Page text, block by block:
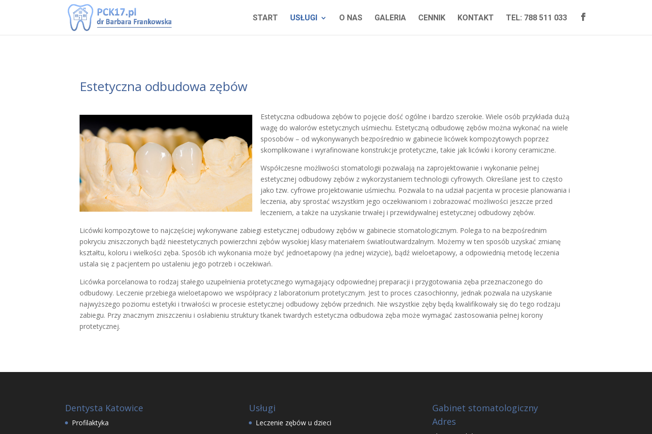
START USŁUGI O NAS GALERIA CENNIK KONTAKT TEL: 788 511 033 
Estetyczna odbudowa zębów
Estetyczna odbudowa zębów to pojęcie dość ogólne i bardzo szerokie. Wiele osób przykłada dużą
wagę do walorów estetycznych uśmiechu. Estetyczną odbudowę zębów można wykonać na wiele
sposobów – od wykonywanych bezpośrednio w gabinecie licówek kompozytowych poprzez
skomplikowane i wyrafinowane konstrukcje protetyczne, takie jak licówki i korony ceramiczne.
Współczesne możliwości stomatologii pozwalają na zaprojektowanie i wykonanie pełnej
estetycznej odbudowy zębów z wykorzystaniem technologii cyfrowych. Określane jest to często
jako tzw. cyfrowe projektowanie uśmiechu. Pozwala to na udział pacjenta w procesie planowania i
leczenia, aby sprostać wszystkim jego oczekiwaniom i zobrazować możliwości jeszcze przed
leczeniem, a także na uzyskanie trwałej i przewidywalnej estetycznej odbudowy zębów.
Licówki kompozytowe to najczęściej wykonywane zabiegi estetycznej odbudowy zębów w gabinecie stomatologicznym. Polega to na bezpośrednim
pokryciu zniszczonych bądź nieestetycznych powierzchni zębów wysokiej klasy materiałem światłoutwardzalnym. Możemy w ten sposób uzyskać zmianę
kształtu, koloru i wielkości zęba. Sposób ich wykonania może być jednoetapowy (na jednej wizycie), bądź wieloetapowy, a odpowiednią metodę leczenia
ustala się z pacjentem po ustaleniu jego potrzeb i oczekiwań.
Licówka porcelanowa to rodzaj stałego uzupełnienia protetycznego wymagający odpowiednej preparacji i przygotowania zęba przeznaczonego do
odbudowy. Leczenie przebiega wieloetapowo we współpracy z laboratorium protetycznym. Jest to proces czasochłonny, jednak pozwala na uzyskanie
najwyższego poziomu estetyki i trwałości w procesie estetycznej odbudowy zębów przednich. Nie wszystkie zęby będą kwalifikowały się do tego rodzaju
zabiegu. Przy znacznym zniszczeniu i osłabieniu struktury tkanek twardych estetyczna odbudowa zęba może wymagać zastosowania pełnej korony
protetycznej.
Dentysta Katowice
Profilaktyka
Usługi
Leczenie zębów u dzieci
Gabinet stomatologiczny
Adres